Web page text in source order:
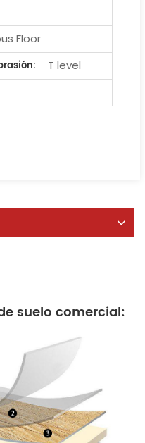
Floor
T level
suelo comercial: